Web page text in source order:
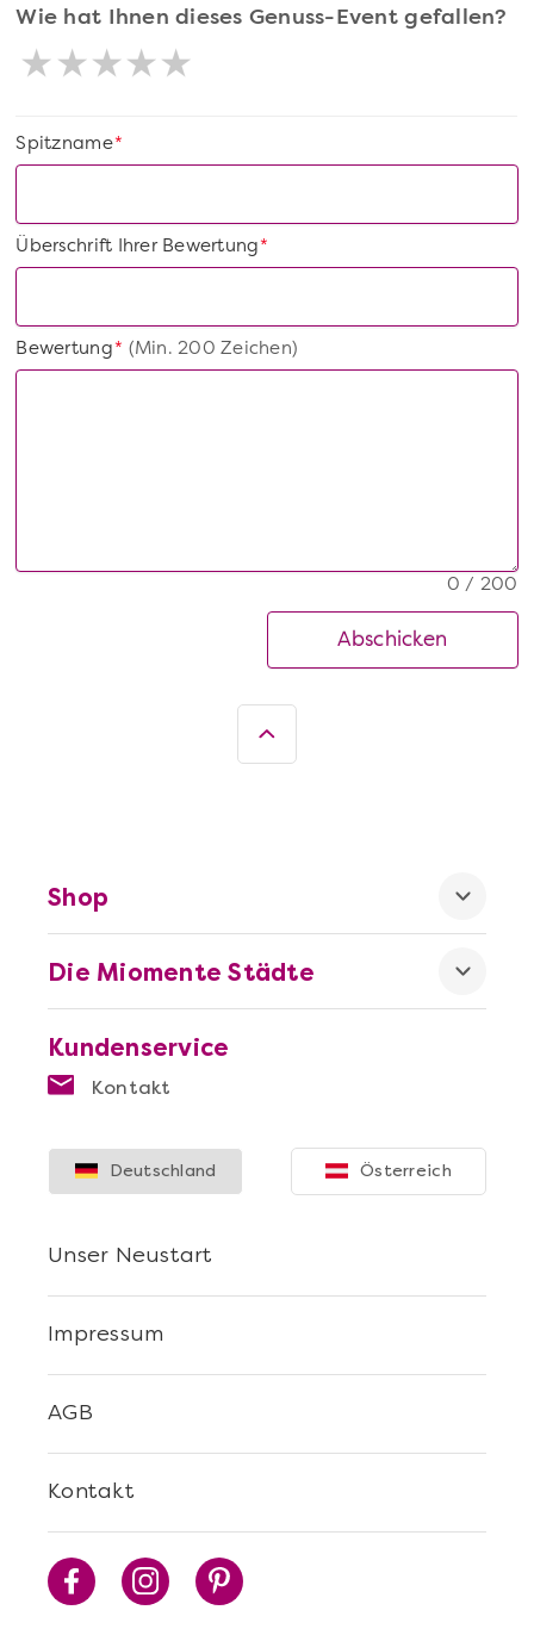
Wie hat Ihnen dieses Genuss-Event gefallen?
*
Spitzname
*
Überschrift Ihrer Bewertung
*
Bewertung(Min. 200 Zeichen)
0 / 200
Abschicken
Kundenservice
Kontakt
Die Miomente Städte
Shop
Kontakt
AGB
Impressum
Unser Neustart
Deutschland Österreich